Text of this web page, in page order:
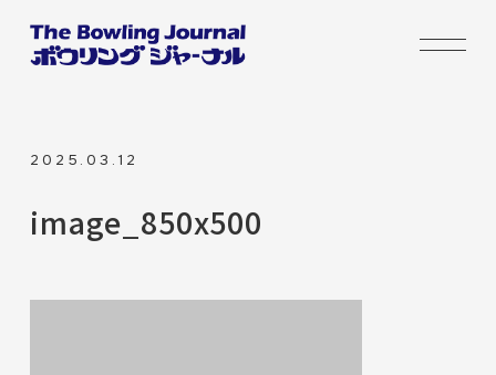
2025.03.12
image_850x500